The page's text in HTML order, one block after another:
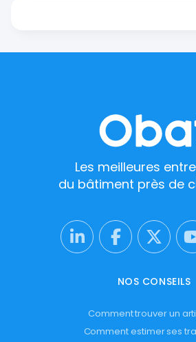
Les meilleures
du bâtiment près de
NOS CONSEILS
Comment trouver un
Comment estimer ses